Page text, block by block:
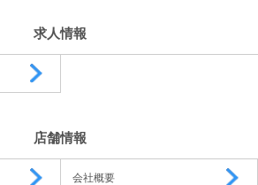
求人情報
店舗情報
会社概要